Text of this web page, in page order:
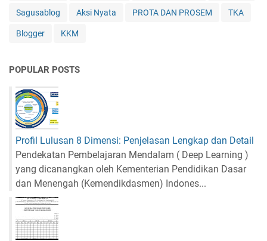
Sagusablog Aksi Nyata PROTA DAN PROSEM TKA
Blogger KKM
POPULAR POSTS
Profil Lulusan 8 Dimensi: Penjelasan Lengkap dan Detail
Pendekatan Pembelajaran Mendalam ( Deep Learning )
yang dicanangkan oleh Kementerian Pendidikan Dasar
dan Menengah (Kemendikdasmen) Indones...